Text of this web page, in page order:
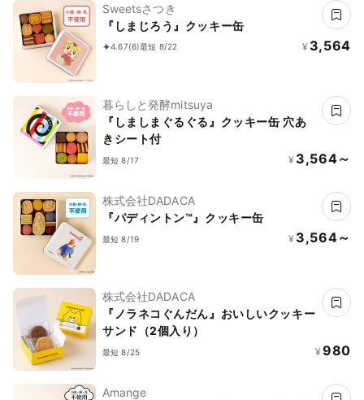
Sweetsさつき
『しまじろう』クッキー缶
4.67(6)最短 8/22 ¥ 3,564
暮らしと発酵mitsuya
『しましまぐるぐる』クッキー缶 穴あ
きシート付
最短 8/17 ¥ 3,564～
株式会社DADACA
『パディントン™』クッキー缶
最短 8/19 ¥ 3,564～
株式会社DADACA
『ノラネコぐんだん』おいしいクッキー
サンド（2個入り）
最短 8/25 ¥ 980
Amange